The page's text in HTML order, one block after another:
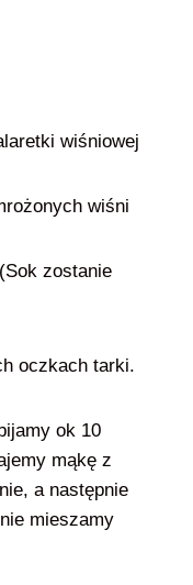
wiśniowej
wiśni
zostanie
oczkach tarki.
ok 10
mąkę z
a następnie
mieszamy